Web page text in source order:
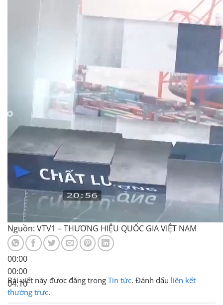
00:00
00:00
04:10
Nguồn: VTV1 – THƯƠNG HIỆU QUỐC GIA VIỆT NAM
Bài viết này được đăng trong Tin tức. Đánh dấu liên kết
thường trực.